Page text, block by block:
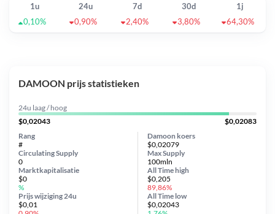
1u 24u 7d 30d
1j
0,10%
0,90% 2,40% 3,80% 64,30%
DAMOON prijs statistieken
24u laag / hoog
$0,02043
$0,02083
Damoon koers
$0,02079
Circulating Supply
0
Prijs wijziging 24u
$0,01
Max Supply
100mln
Marktkapitalisatie
$0
%
Rang
#
All Timehigh
$0,205
89,86%
All Time low
$0,02043